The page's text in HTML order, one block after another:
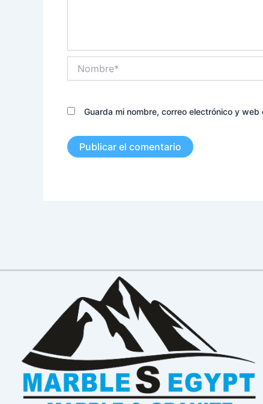
Guarda mi nombre, correo electrónico y